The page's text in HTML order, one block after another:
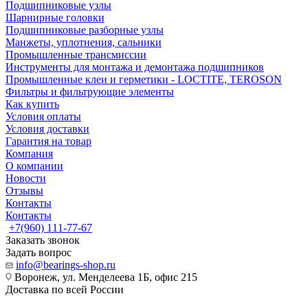
Подшипниковые узлы
Шарнирные головки
Подшипниковые разборные узлы
Манжеты, уплотнения, сальники
Промышленные трансмиссии
Инструменты для монтажа и демонтажа подшипников
Промышленные клеи и герметики - LOCTITE, TEROSON
Фильтры и фильтрующие элементы
Как купить
Условия оплаты
Условия доставки
Гарантия на товар
Компания
О компании
Новости
Отзывы
Контакты
Контакты
+7(960) 111-77-67
Заказать звонок
Задать вопрос
info@bearings-shop.ru
Воронеж, ул. Менделеева 1Б, офис 215
Доставка по всей России